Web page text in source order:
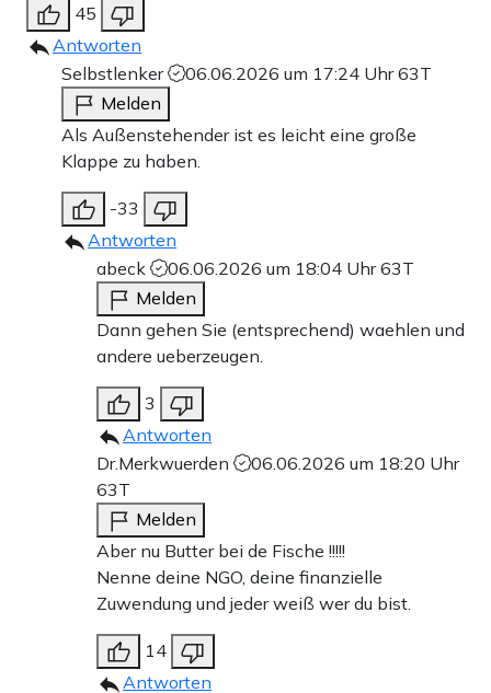
45
Antworten
Selbstlenker
06.06.2026 um 17:24 Uhr63T
Melden
Als Außenstehender ist es leicht eine große
Klappe zu haben.
-33
Antworten
abeck
06.06.2026 um 18:04 Uhr63T
Melden
Dann gehen Sie (entsprechend) waehlen und
andere ueberzeugen.
3
Antworten
Dr.Merkwuerden
06.06.2026 um 18:20 Uhr
63T
Melden
Aber nu Butter bei de Fische !!!!!
Nenne deine NGO, deine finanzielle
Zuwendung und jeder weiß wer du bist.
14
Antworten